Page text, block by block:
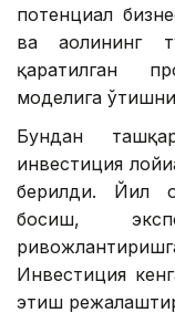
потенциал
ва аҳолининг
қаратилган
моделига
Бундан
инвестиция
берилди. Йил
босиш,
Инвестиция
этиш